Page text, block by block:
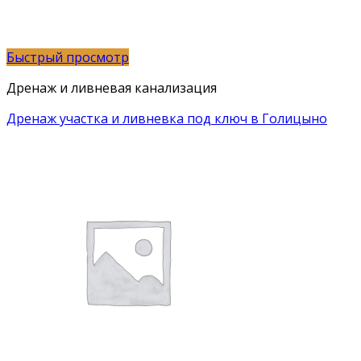
Быстрый просмотр
Дренаж и ливневая канализация
Дренаж участка и ливневка под ключ в Голицыно